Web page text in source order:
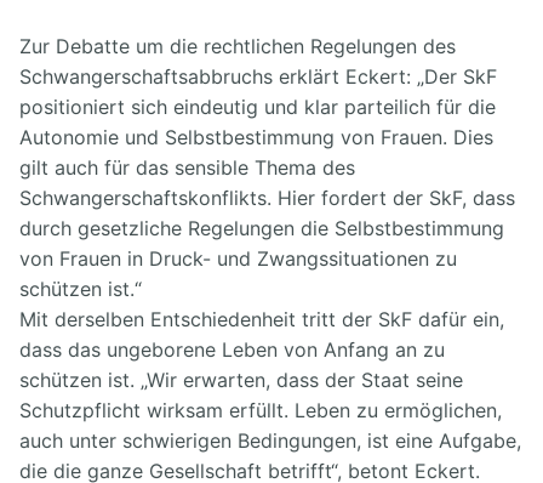
Zur Debatte um die rechtlichen Regelungen des
Schwangerschaftsabbruchs erklärt Eckert: „Der SkF
positioniert sich eindeutig und klar parteilich für die
Autonomie und Selbstbestimmung von Frauen. Dies
gilt auch für das sensible Thema des
Schwangerschaftskonflikts. Hier fordert der SkF, dass
durch gesetzliche Regelungen die Selbstbestimmung
von Frauen in Druck- und Zwangssituationen zu
schützen ist.“
Mit derselben Entschiedenheit tritt der SkF dafür ein,
dass das ungeborene Leben von Anfang an zu
schützen ist. „Wir erwarten, dass der Staat seine
Schutzpflicht wirksam erfüllt. Leben zu ermöglichen,
auch unter schwierigen Bedingungen, ist eine Aufgabe,
die die ganze Gesellschaft betrifft“, betont Eckert.